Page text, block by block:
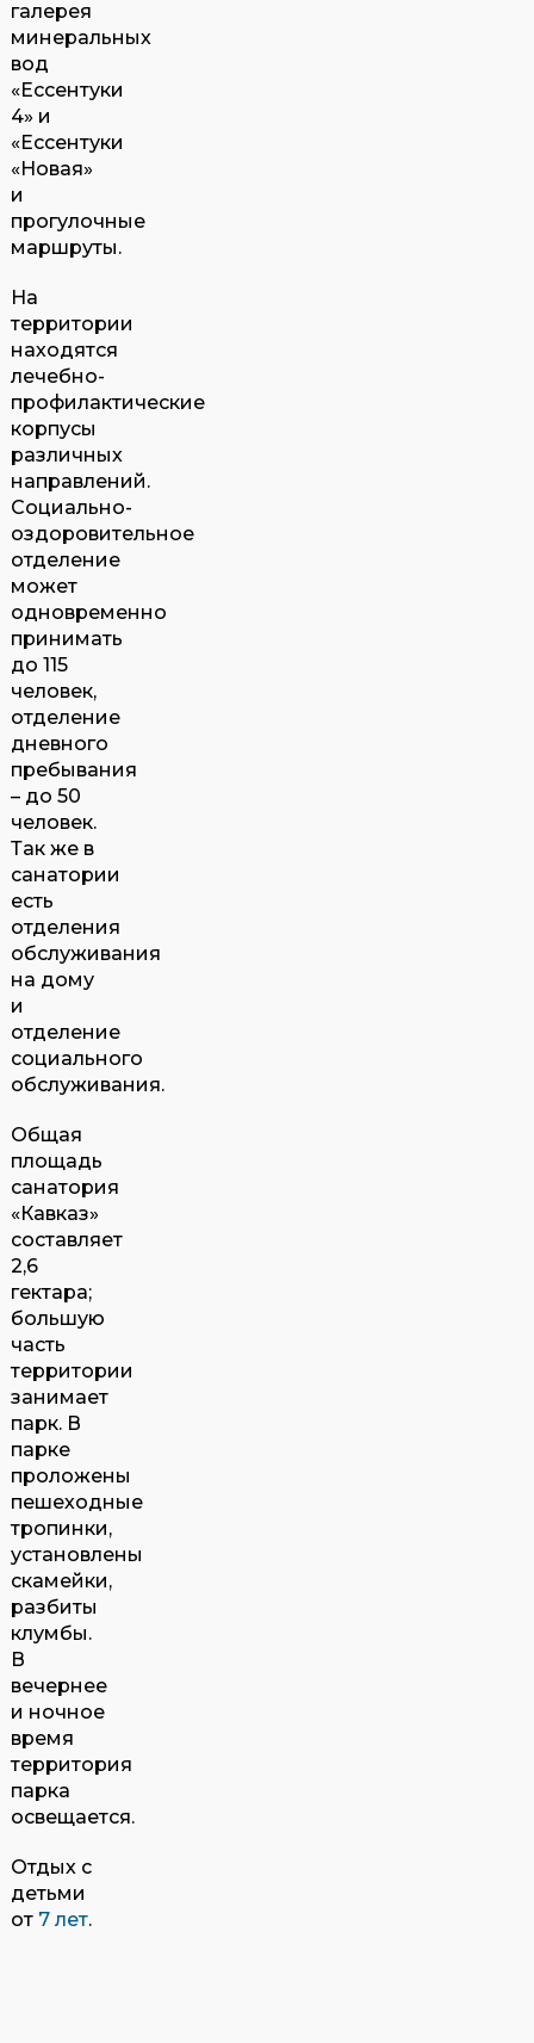
галерея
минеральных
вод
«Ессентуки
4» и
«Ессентуки
«Новая»
и
прогулочные
маршруты.
На
территории
находятся
лечебно-
профилактические
корпусы
различных
направлений.
Социально-
оздоровительное
отделение
может
одновременно
принимать
до 115
человек,
отделение
дневного
пребывания
– до 50
человек.
Так же в
санатории
есть
отделения
обслуживания
на дому
и
отделение
социального
обслуживания.
Общая
площадь
санатория
«Кавказ»
составляет
2,6
гектара;
большую
часть
территории
занимает
парк. В
парке
проложены
пешеходные
тропинки,
установлены
скамейки,
разбиты
клумбы.
В
вечернее
и ночное
время
территория
парка
освещается.
Отдых с
детьми
от 7 лет.